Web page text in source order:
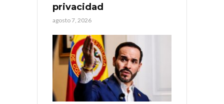
privacidad
agosto 7, 2026